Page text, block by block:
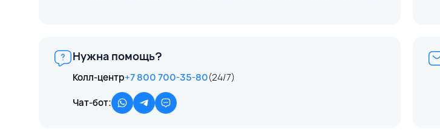
Нужна помощь?
Колл-центр+7 800 700-35-80(24/7)
Чат-бот: